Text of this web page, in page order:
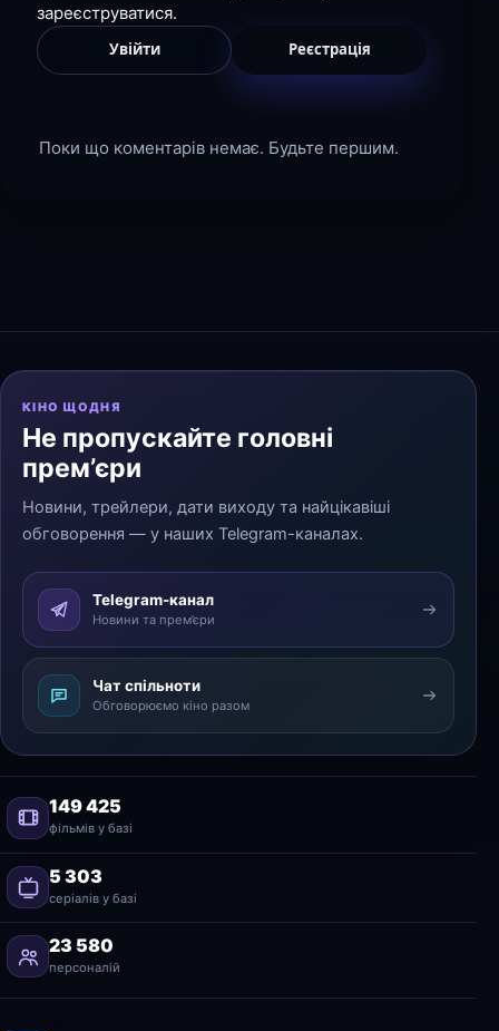
зареєструватися.
Увійти Реєстрація
Поки що коментарів немає. Будьте першим.
КІНО ЩОДНЯ
Не пропускайте головні
прем’єри
Новини, трейлери, дати виходу та найцікавіші
обговорення — у наших Telegram-каналах.
Telegram-канал
Новини та прем’єри
Чат спільноти
Обговорюємо кіно разом
149 425
фільмів у базі
5 303
серіалів у базі
23 580
персоналій